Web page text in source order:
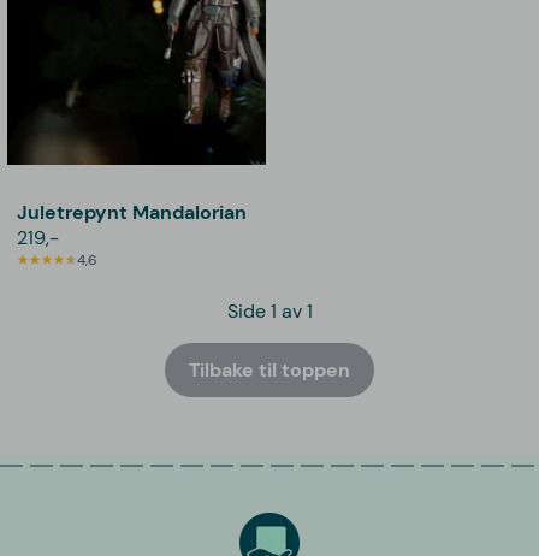
Juletrepynt Mandalorian
219,-
4,6
Side 1 av 1
Tilbake til toppen